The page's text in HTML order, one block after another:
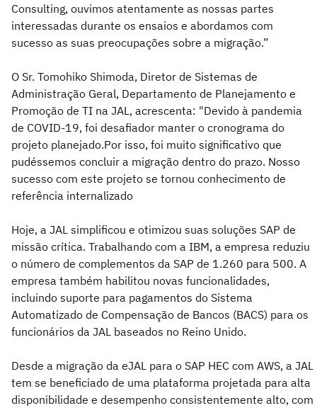
Consulting, ouvimos atentamente as nossas partes
interessadas durante os ensaios e abordamos com
sucesso as suas preocupações sobre a migração.”
O Sr. Tomohiko Shimoda, Diretor de Sistemas de
Administração Geral, Departamento de Planejamento e
Promoção de TI na JAL, acrescenta: "Devido à pandemia
de COVID-19, foi desafiador manter o cronograma do
projeto planejado.Por isso, foi muito significativo que
pudéssemos concluir a migração dentro do prazo. Nosso
sucesso com este projeto se tornou conhecimento de
referência internalizado
Hoje, a JAL simplificou e otimizou suas soluções SAP de
missão crítica. Trabalhando com a IBM, a empresa reduziu
o número de complementos da SAP de 1.260 para 500. A
empresa também habilitou novas funcionalidades,
incluindo suporte para pagamentos do Sistema
Automatizado de Compensação de Bancos (BACS) para os
funcionários da JAL baseados no Reino Unido.
Desde a migração da eJAL para o SAP HEC com AWS, a JAL
tem se beneficiado de uma plataforma projetada para alta
disponibilidade e desempenho consistentemente alto, com